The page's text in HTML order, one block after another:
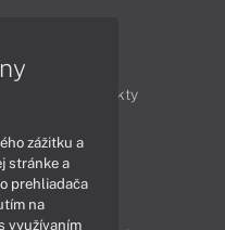
Produkty
zážitku a
stránke a
prehliadača
na
využívaním